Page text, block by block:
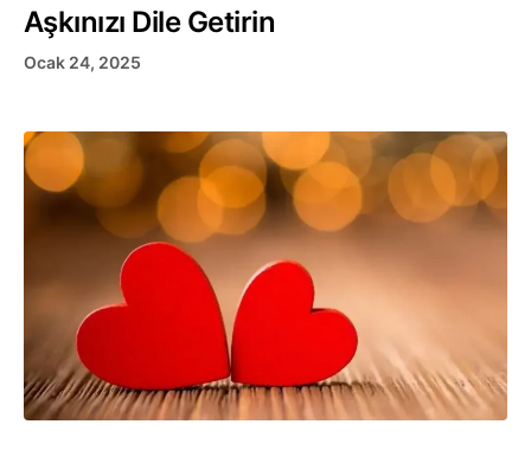
Aşkınızı Dile Getirin
Ocak 24, 2025